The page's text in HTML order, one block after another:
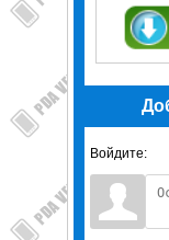
Войдите: